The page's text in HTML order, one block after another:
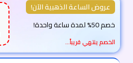
عروض الساعة الذهبية الآن!
خصم 50% لمدة ساعة واحدة!
الخصم ينتهي قريباً…